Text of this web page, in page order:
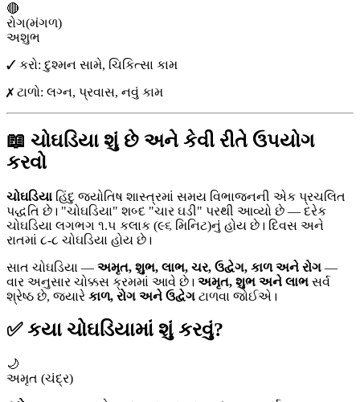
🔴
રોગ(મંગળ)
અશુભ
✓ કરો: દુશ્મન સામે, ચિકિત્સા કામ
✗ ટાળો: લગ્ન, પ્રવાસ, નવું કામ
📖 ચોઘડિયા શું છે અને કેવી રીતે ઉપયોગ
કરવો
ચોઘડિયા હિંદુ જ્યોતિષ શાસ્ત્રમાં સમય વિભાજનની એક પ્રચલિત
પદ્ધતિ છે। "ચોઘડિયા" શબ્દ "ચાર ઘડી" પરથી આવ્યો છે — દરેક
ચોઘડિયા લગભગ ૧.૫ કલાક (૯૬ મિનિટ)નું હોય છે। દિવસ અને
રાતમાં ૮-૮ ચોઘડિયા હોય છે।
સાત ચોઘડિયા — અમૃત, શુભ, લાભ, ચર, ઉદ્વેગ, કાળ અને રોગ —
વાર અનુસાર ચોક્કસ ક્રમમાં આવે છે। અમૃત, શુભ અને લાભ સર્વ
શ્રેષ્ઠ છે, જ્યારે કાળ, રોગ અને ઉદ્વેગ ટાળવા જોઈએ।
✅ કયા ચોઘડિયામાં શું કરવું?
🌙
અમૃત (ચંદ્ર)